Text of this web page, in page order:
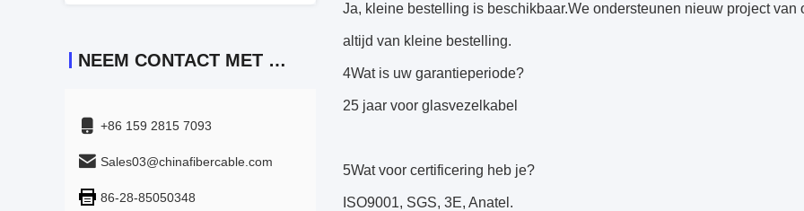
NEEM CONTACT MET ONS OP
+86 159 2815 7093
Sales03@chinafibercable.com
86-28-85050348
Ja, kleine bestelling is beschikbaar.We ondersteunen nieuw project
altijd van kleine bestelling.
4Wat is uw garantieperiode?
25 jaar voor glasvezelkabel
5Wat voor certificering heb je?
ISO9001, SGS, 3E, Anatel.